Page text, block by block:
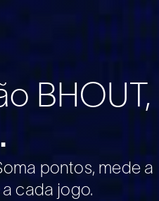
BHOUT,
pontos, mede a
cada jogo.